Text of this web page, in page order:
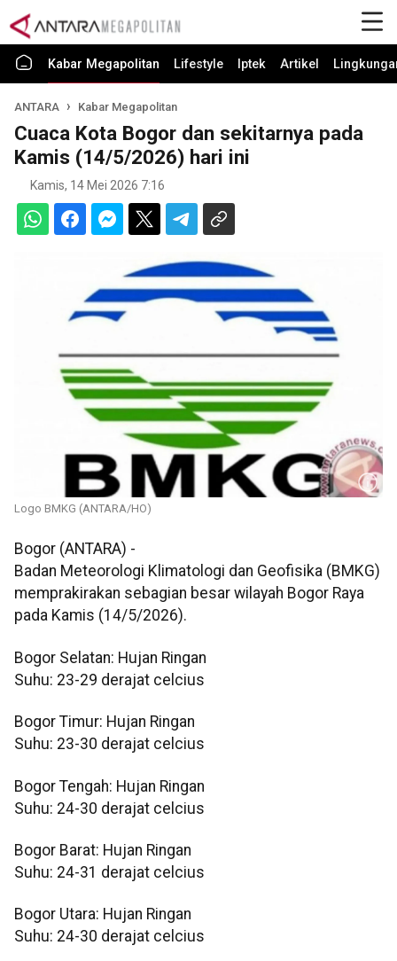
Kabar Megapolitan Lifestyle Iptek Artikel
ANTARA Kabar Megapolitan
Cuaca Kota Bogor dan sekitarnya pada
Kamis (14/5/2026) hari ini
Kamis, 14 Mei 2026 7:16
Logo BMKG (ANTARA/HO)
Bogor (ANTARA) -
Badan Meteorologi Klimatologi dan Geofisika (BMKG)
memprakirakan sebagian besar wilayah Bogor Raya
pada Kamis (14/5/2026).
Bogor Selatan: Hujan Ringan
Suhu: 23-29 derajat celcius
Bogor Timur: Hujan Ringan
Suhu: 23-30 derajat celcius
Bogor Tengah: Hujan Ringan
Suhu: 24-30 derajat celcius
Bogor Barat: Hujan Ringan
Suhu: 24-31 derajat celcius
Bogor Utara: Hujan Ringan
Suhu: 24-30 derajat celcius